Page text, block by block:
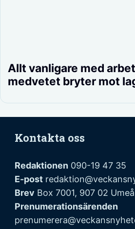
Allt vanligare med
medvetet bryter mot
Kontakta oss
Redaktionen 090-19 47 35
E-post
Brev Box 7001, 907 02 Umeå
Prenumerationsärenden